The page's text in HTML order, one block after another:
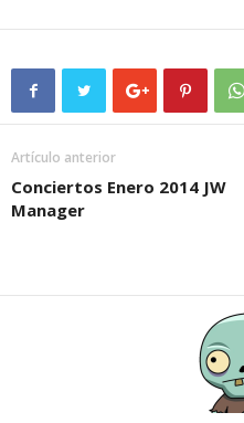
Artículo anterior
Conciertos Enero 2014 JW
Manager